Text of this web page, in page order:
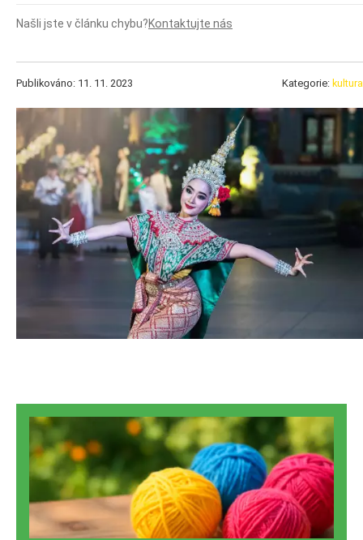
Našli jste v článku chybu?Kontaktujte nás
Publikováno: 11. 11. 2023 Kategorie: kultura